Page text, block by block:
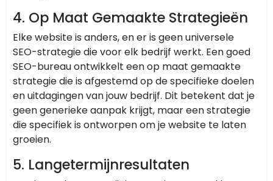
4. Op Maat Gemaakte Strategieën
Elke website is anders, en er is geen universele
SEO-strategie die voor elk bedrijf werkt. Een goed
SEO-bureau ontwikkelt een op maat gemaakte
strategie die is afgestemd op de specifieke doelen
en uitdagingen van jouw bedrijf. Dit betekent dat je
geen generieke aanpak krijgt, maar een strategie
die specifiek is ontworpen om je website te laten
groeien.
5. Langetermijnresultaten